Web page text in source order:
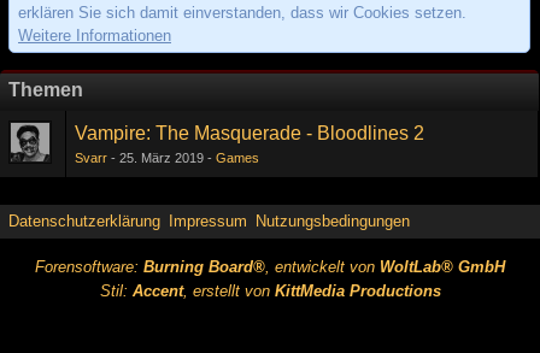
erklären Sie sich damit einverstanden, dass wir Cookies setzen.
Weitere Informationen
Themen
Vampire: The Masquerade - Bloodlines 2
Svarr 25. März 2019 Games
Datenschutzerklärung Impressum Nutzungsbedingungen
Forensoftware: Burning Board®, entwickelt von WoltLab® GmbH
Stil: Accent, erstellt von KittMedia Productions